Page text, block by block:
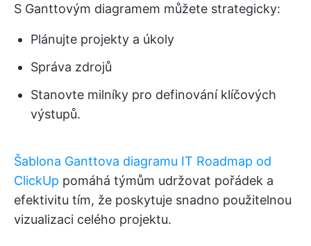
S Ganttovým diagramem můžete strategicky:
Plánujte projekty a úkoly
Správa zdrojů
Stanovte milníky pro definování klíčových
výstupů.
Šablona Ganttova diagramu IT Roadmap od
ClickUp pomáhá týmům udržovat pořádek a
efektivitu tím, že poskytuje snadno použitelnou
vizualizaci celého projektu.